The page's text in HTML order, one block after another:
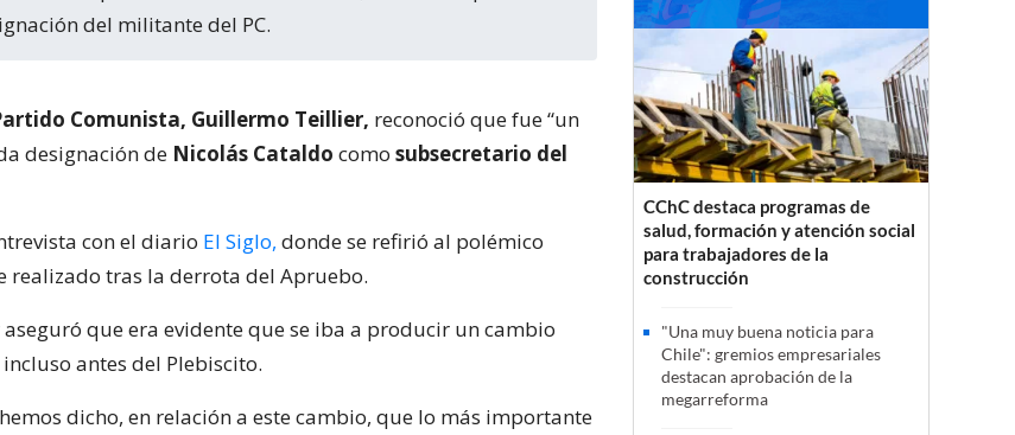
del militante del PC.
Comunista, Guillermo Teillier, reconoció que fue “un
designación de Nicolás Cataldo como subsecretario del
con el diario El Siglo, donde se refirió al polémico
realizado tras la derrota del Apruebo.
que era evidente que se iba a producir un cambio
antes del Plebiscito.
dicho, en relación a este cambio, que lo más importante
CChC destaca programas de
salud, formación y atención social
para trabajadores de la
construcción
"Una muy buena noticia para
Chile": gremios empresariales
destacan aprobación de la
megarreforma